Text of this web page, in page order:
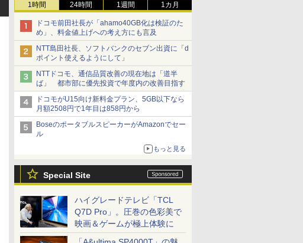
1時間 24時間 1週間 1カ月
ドコモ前田社長が「ahamo40GB化は検証のた
め」、料金値上げへの考え方にも言及
NTT島田社長、ソフトバンクのセブン出資に「d
ポイント使えるようにして」
NTTドコモ、通信品質改善の現在地は「道半
ば」 都市部に優先投資で年度内の改善目指す
ドコモがU15向け新料金プラン、5GB以下なら
月額2508円で1年目は858円から
BoseのポータブルスピーカーがAmazonでセー
ル
もっと見る
Special Site
ハイグレードテレビ「TCL
Q7D Pro」。圧巻の色彩美で
映画＆ゲームが極上体験に